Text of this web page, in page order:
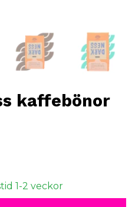
kaffebönor
1-2 veckor